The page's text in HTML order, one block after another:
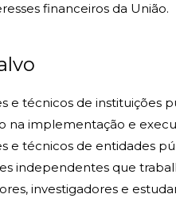
financeiros da União.
e técnicos de instituições
na implementação e
e técnicos de entidades
independentes que
investigadores e